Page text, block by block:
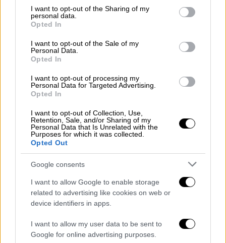
not limited to your visit or usage behaviour. You may click to
grant or deny consent to Google and its third-party tags to
use your data for below specified purposes in below Google
consent section.
I want to opt-out of the Sharing of my
personal data.
Opted In
I want to opt-out of the Sale of my
Personal Data.
Opted In
I want to opt-out of processing my
Personal Data for Targeted Advertising.
Opted In
I want to opt-out of Collection, Use,
Retention, Sale, and/or Sharing of my
Personal Data that Is Unrelated with the
Purposes for which it was collected.
Opted Out
Google consents
I want to allow Google to enable storage
related to advertising like cookies on web or
device identifiers in apps.
I want to allow my user data to be sent to
Google for online advertising purposes.
Γαρυφαλλιά Καληφώνη και Χρήστος Μάστορας
Μ' ένα πανέμορφο χαμόγελο, έξω από την
εκκλησία, ηΦωτεινή Δάρραευχήθηκε